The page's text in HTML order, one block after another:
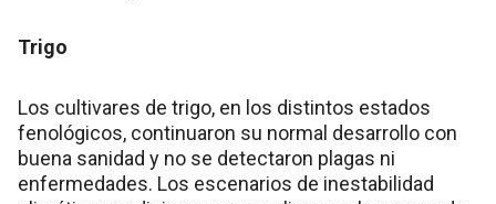
Trigo
Los cultivares de trigo, en los distintos estados
fenológicos, continuaron su normal desarrollo con
buena sanidad y no se detectaron plagas ni
enfermedades. Los escenarios de inestabilidad